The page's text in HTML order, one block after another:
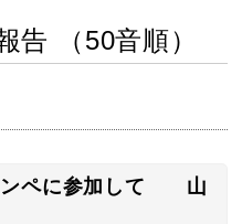
告 （50音順）
ンペに参加して 山